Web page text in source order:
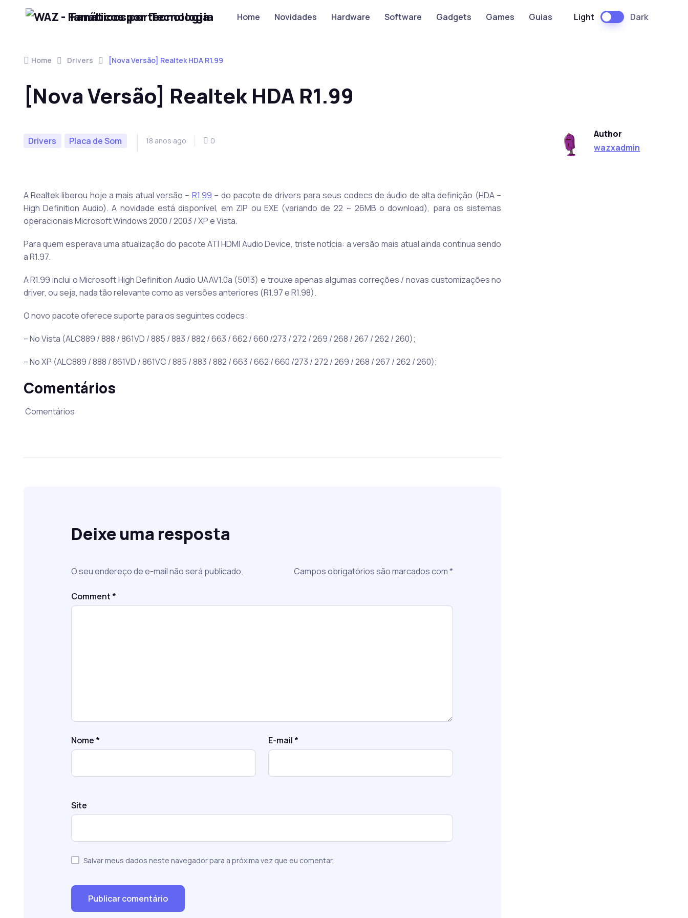
Skip to navigation
Skip to contentFanáticos por Tecnologia Home Novidades Hardware Software Gadgets Games Guias Light Dark
Home Drivers [Nova Versão] Realtek HDA R1.99
[Nova Versão] Realtek HDA R1.99
Drivers Placa de Som 18 anos ago 0
Author
wazxadmin
A Realtek liberou hoje a mais atual versão – R1.99 – do pacote de drivers para seus codecs de áudio de alta definição (HDA –
High Definition Audio). A novidade está disponível, em ZIP ou EXE (variando de 22 ~ 26MB o download), para os sistemas
operacionais Microsoft Windows 2000 / 2003 / XP e Vista.
Para quem esperava uma atualização do pacote ATI HDMI Audio Device, triste notícia: a versão mais atual ainda continua sendo
a R1.97.
A R1.99 inclui o Microsoft High Definition Audio UAAV1.0a (5013) e trouxe apenas algumas correções / novas customizações no
driver, ou seja, nada tão relevante como as versões anteriores (R1.97 e R1.98).
O novo pacote oferece suporte para os seguintes codecs:
– No Vista (ALC889 / 888 / 861VD / 885 / 883 / 882 / 663 / 662 / 660 /273 / 272 / 269 / 268 / 267 / 262 / 260);
– No XP (ALC889 / 888 / 861VD / 861VC / 885 / 883 / 882 / 663 / 662 / 660 /273 / 272 / 269 / 268 / 267 / 262 / 260);
Comentários
Comentários
Deixe uma resposta
O seu endereço de e-mail não será publicado. Campos obrigatórios são marcados com*
Comment *
Nome * E-mail *
Site
Salvar meus dados neste navegador para a próxima vez que eu comentar.